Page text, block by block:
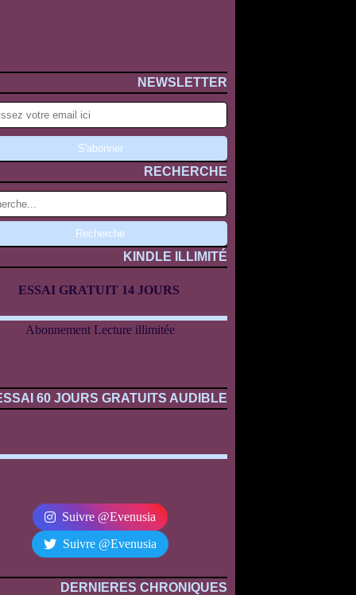
NEWSLETTER
RECHERCHE
KINDLE ILLIMITÉ
ESSAI GRATUIT 14 JOURS
Abonnement Lecture illimitée
60 JOURS GRATUITS AUDIBLE
Suivre @Evenusia
Suivre @Evenusia
DERNIERES CHRONIQUES